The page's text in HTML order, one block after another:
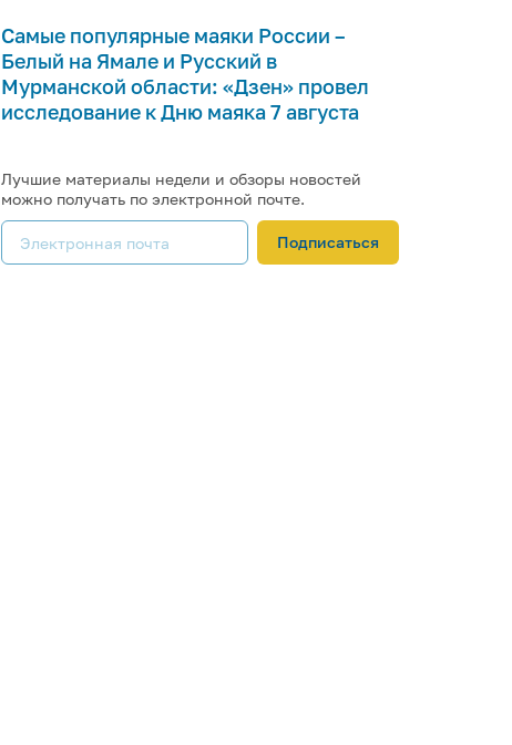
Самые популярные маяки России –
Белый на Ямале и Русский в
Мурманской области: «Дзен» провел
исследование к Дню маяка 7 августа
Лучшие материалы недели и обзоры новостей
можно получать по электронной почте.
Подписаться